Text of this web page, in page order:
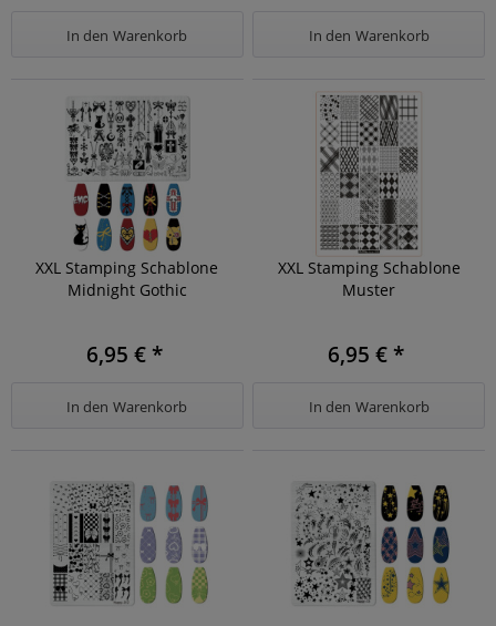
In den Warenkorb In den Warenkorb
XXL Stamping Schablone
Midnight Gothic
6,95 € *
In den Warenkorb
XXL Stamping Schablone
Muster
6,95 € *
In den Warenkorb